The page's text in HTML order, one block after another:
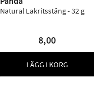
Natural Lakritsstång - 32 g
8,00
LÄGG I KORG